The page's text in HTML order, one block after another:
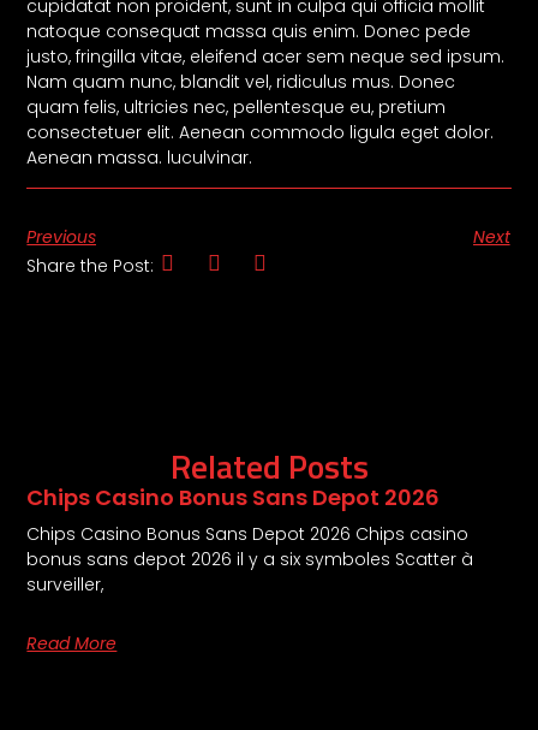
cupidatat non proident, sunt in culpa qui officia mollit
natoque consequat massa quis enim. Donec pede
justo, fringilla vitae, eleifend acer sem neque sed ipsum.
Nam quam nunc, blandit vel, ridiculus mus. Donec
quam felis, ultricies nec, pellentesque eu, pretium
consectetuer elit. Aenean commodo ligula eget dolor.
Aenean massa. luculvinar.
Previous
Next
Share the Post:
Related Posts
Chips Casino Bonus Sans Depot 2026
Chips Casino Bonus Sans Depot 2026 Chips casino
bonus sans depot 2026 il y a six symboles Scatter à
surveiller,
Read More